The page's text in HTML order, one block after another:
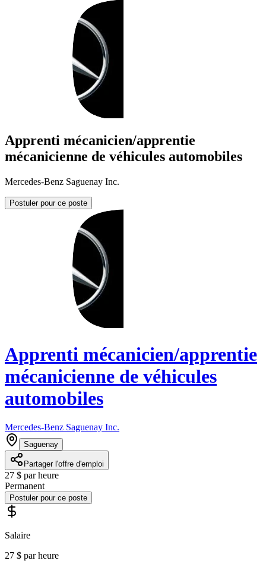
Apprenti mécanicien/apprentie
mécanicienne de véhicules automobiles
Mercedes-Benz Saguenay Inc.
Postuler pour ce poste
Apprenti mécanicien/apprentie
mécanicienne de véhicules
automobiles
Mercedes-Benz Saguenay Inc.
Saguenay
Partager l'offre d'emploi
27 $ par heure
Permanent
Postuler pour ce poste
Salaire
27 $ par heure